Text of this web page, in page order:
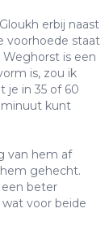
erbij naast
voorhoede staat
is een
is, zou ik
je in 35 of 60
kunt
van hem af
gehecht.
beter
voor beide